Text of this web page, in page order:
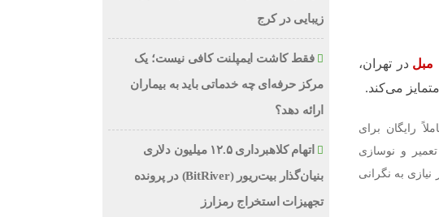
مبل در تهران،
می‌کند.
رایگان برای
و نوسازی
به نگرانی
زیبایی در کرج
فقط کاشت ایمپلنت کافی نیست؛ یک
مرکز حرفه‌ای چه خدماتی باید به بیماران
ارائه دهد؟
اتهام کلاهبرداری ۱۲.۵ میلیون دلاری
بنیان‌گذار بیت‌ریور (BitRiver) در پرونده
تجهیزات استخراج رمزارز